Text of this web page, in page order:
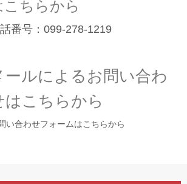
こちらから
番号：099-278-1219
ールによるお問い合わ
はこちらから
い合わせフォームはこちらから